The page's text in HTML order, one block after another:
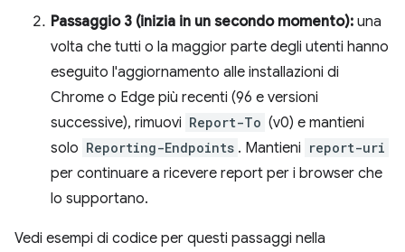
Passaggio 3 (inizia in un secondo momento): una
volta che tutti o la maggior parte degli utenti hanno
eseguito l'aggiornamento alle installazioni di
Chrome o Edge più recenti (96 e versioni
successive), rimuovi Report-To (v0) e mantieni
solo Reporting-Endpoints . Mantieni report-uri
per continuare a ricevere report per i browser che
lo supportano.
Vedi esempi di codice per questi passaggi nella